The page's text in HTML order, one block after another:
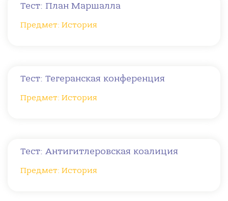
Тест: План Маршалла
Предмет: История
Тест: Тегеранская конференция
Предмет: История
Тест: Антигитлеровская коалиция
Предмет: История